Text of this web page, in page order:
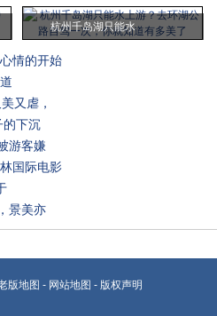
杭州千岛湖只能水
情的开始
又虐，
的下沉
游客嫌
国际电影
景美亦
版地图 - 网站地图 - 版权声明